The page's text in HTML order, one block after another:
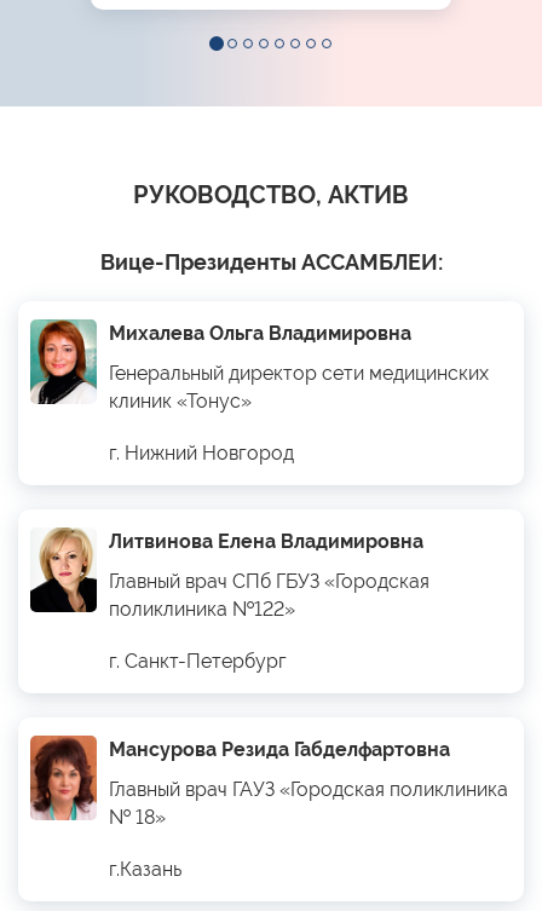
РУКОВОДСТВО, АКТИВ
Вице-Президенты АССАМБЛЕИ:
Михалева Ольга Владимировна
Генеральный директор сети медицинских
клиник «Тонус»
г. Нижний Новгород
Литвинова Елена Владимировна
Главный врач СПб ГБУЗ «Городская
поликлиника №122»
г. Санкт-Петербург
Мансурова Резида Габделфартовна
Главный врач ГАУЗ «Городская поликлиника
№ 18»
г.Казань